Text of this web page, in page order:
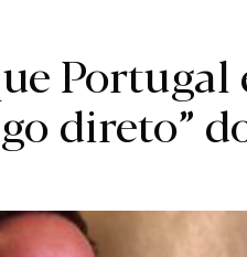
Portugal
direto”